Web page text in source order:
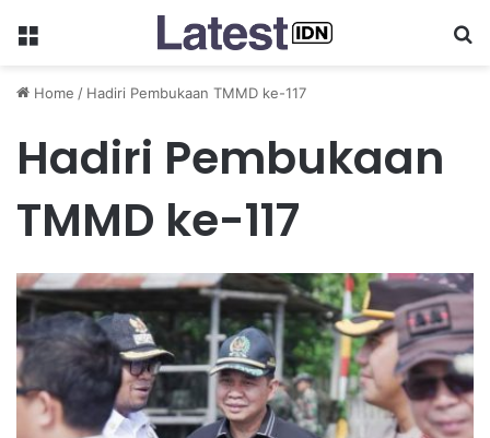
Menu
Home / Hadiri Pembukaan TMMD ke-117
Hadiri Pembukaan
TMMD ke-117